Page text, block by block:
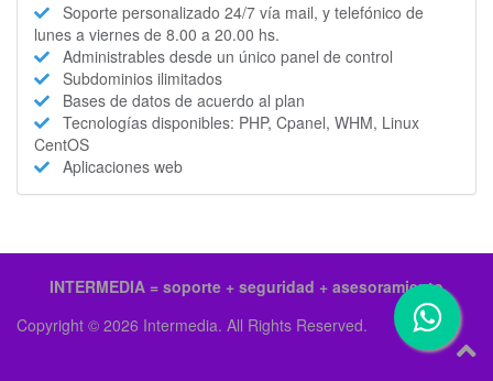
Soporte personalizado 24/7 vía mail, y telefónico de
lunes a viernes de 8.00 a 20.00 hs.
Administrables desde un único panel de control
Subdominios ilimitados
Bases de datos de acuerdo al plan
Tecnologías disponibles: PHP, Cpanel, WHM, Linux
CentOS
Aplicaciones web
INTERMEDIA = soporte + seguridad + asesoramiento
Copyright © 2026 Intermedia. All Rights Reserved.